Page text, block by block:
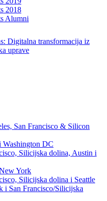
2018
Alumni
Digitalna transformacija iz
uprave
San Francisco & Silicon
Washington DC
Silicijska dolina, Austin i
York
Silicijska dolina i Seattle
i San Francisco/Silicijska